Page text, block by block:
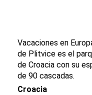
Vacaciones en
de Plitvice es el
de Croacia con su
de 90 cascadas.
Croacia